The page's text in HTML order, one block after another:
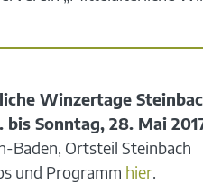
Winzertage
bis Sonntag, 28. Mai
Baden, Ortsteil Steinbach
und Programm hier.